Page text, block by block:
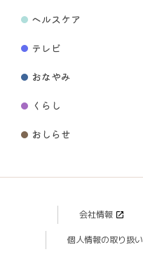
ヘルスケア
テレビ
おなやみ
くらし
おしらせ
会社情報
個人情報の取り扱い